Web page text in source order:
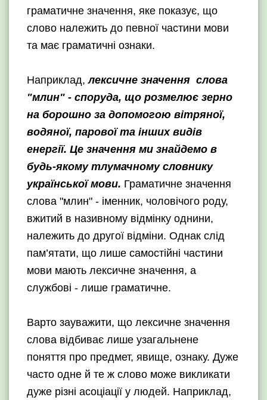
граматичне значення, яке показує, що
слово належить до певної частини мови
та має граматичні ознаки.
Наприклад,лексичне значення слова
"млин" - споруда, що розмелює зерно
на борошно за допомогою вітряної,
водяної, парової та інших видів
енергії. Це значення ми знайдемо в
будь-якому тлумачному словнику
української мови. Граматичне значення
слова "млин" - іменник, чоловічого роду,
вжитий в називному відмінку однини,
належить до другої відміни. Однак слід
пам’ятати, що лише самостійні частини
мови мають лексичне значення, а
службові - лише граматичне.
Варто зауважити, що лексичне значення
слова відбиває лише узагальнене
поняття про предмет, явище, ознаку. Дуже
часто одне й те ж слово може викликати
дуже різні асоціації у людей. Наприклад,